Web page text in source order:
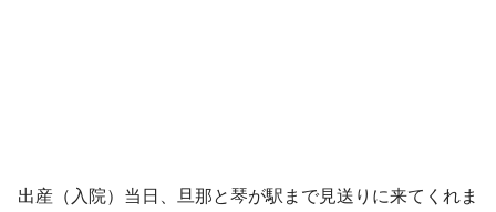
出産（入院）当日、旦那と琴が駅まで見送りに来てくれま